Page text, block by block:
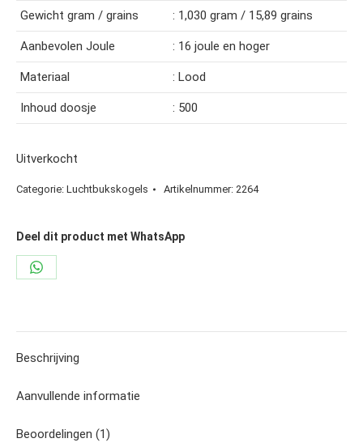
Gewicht gram / grains : 1,030 gram / 15,89 grains
Aanbevolen Joule : 16 joule en hoger
Materiaal : Lood
Inhoud doosje : 500
Uitverkocht
Categorie: Luchtbukskogels Artikelnummer: 2264
Deel dit product met WhatsApp
Share
Beschrijving
Aanvullende informatie
Beoordelingen (1)